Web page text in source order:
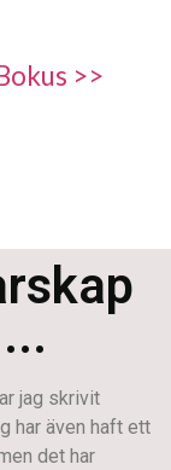
>>
jag skrivit
har även haft ett
det har